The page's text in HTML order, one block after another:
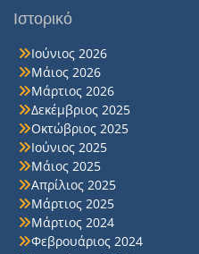
Ιστορικό
Ιούνιος 2026
Μάιος 2026
Μάρτιος 2026
Δεκέμβριος 2025
Οκτώβριος 2025
Ιούνιος 2025
Μάιος 2025
Απρίλιος 2025
Μάρτιος 2025
Μάρτιος 2024
Φεβρουάριος 2024